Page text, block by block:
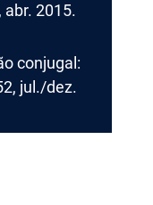
2015.
conjugal:
jul./dez.